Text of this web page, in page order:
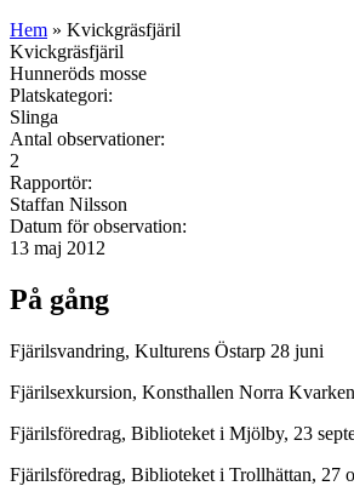
Hem » Kvickgräsfjäril
Kvickgräsfjäril
Hunneröds mosse
Platskategori:
Slinga
Antal observationer:
2
Rapportör:
Staffan Nilsson
Datum för observation:
13 maj 2012
På gång
Fjärilsvandring, Kulturens Östarp 28 juni
Fjärilsexkursion, Konsthallen Norra
Fjärilsföredrag, Biblioteket i Mjölby, 23
Fjärilsföredrag, Biblioteket i Trollhättan, 27